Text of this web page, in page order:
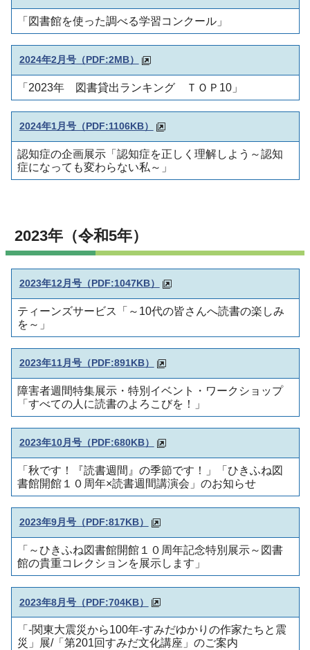
「図書館を使った調べる学習コンクール」
2024年2月号（PDF:2MB）
「2023年 図書貸出ランキング ＴＯＰ10」
2024年1月号（PDF:1106KB）
認知症の企画展示「認知症を正しく理解しよう～認知
症になっても変わらない私～」
2023年（令和5年）
2023年12月号（PDF:1047KB）
ティーンズサービス「～10代の皆さんへ読書の楽しみ
を～」
2023年11月号（PDF:891KB）
障害者週間特集展示・特別イベント・ワークショップ
「すべての人に読書のよろこびを！」
2023年10月号（PDF:680KB）
「秋です！『読書週間』の季節です！」「ひきふね図
書館開館１０周年×読書週間講演会」のお知らせ
2023年9月号（PDF:817KB）
「～ひきふね図書館開館１０周年記念特別展示～図書
館の貴重コレクションを展示します」
2023年8月号（PDF:704KB）
「-関東大震災から100年-すみだゆかりの作家たちと震
災」展/「第201回すみだ文化講座」のご案内